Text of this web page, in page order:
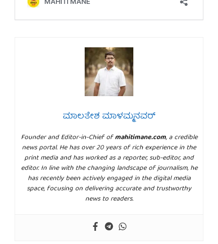
ಮಾಲತೇಶ ಮಾಳಮ್ಮನವರ್
Founder and Editor-in-Chief ofmahitimane.com, a credible
news portal. He has over 20 years of rich experience in the
print media and has worked as a reporter, sub-editor, and
editor. In line with the changing landscape of journalism, he
has recently been actively engaged in the digital media
space, focusing on delivering accurate and trustworthy
news to readers.